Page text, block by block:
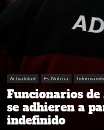
Actualidad Es Noticia
Funcionarios de
se adhieren a
indefinido